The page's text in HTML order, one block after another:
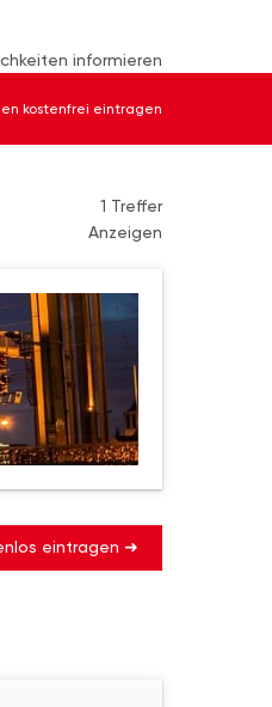
informieren
kostenfrei eintragen
1 Treffer
Anzeigen
eintragen ➜